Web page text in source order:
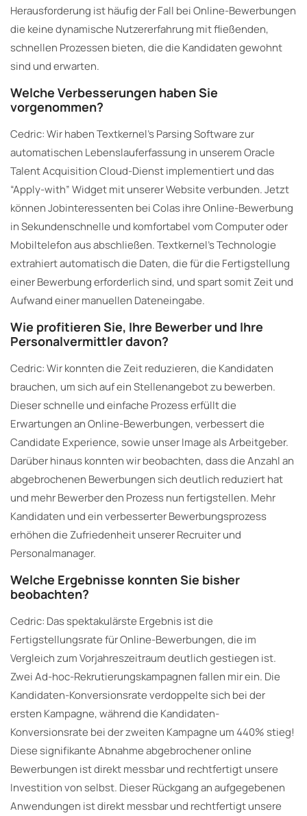
Herausforderung ist häufig der Fall bei Online-Bewerbungen
die keine dynamische Nutzererfahrung mit fließenden,
schnellen Prozessen bieten, die die Kandidaten gewohnt
sind und erwarten.
Welche Verbesserungen haben Sie
vorgenommen?
Cedric: Wir haben Textkernel’s Parsing Software zur
automatischen Lebenslauferfassung in unserem Oracle
Talent Acquisition Cloud-Dienst implementiert und das
“Apply-with” Widget mit unserer Website verbunden. Jetzt
können Jobinteressenten bei Colas ihre Online-Bewerbung
in Sekundenschnelle und komfortabel vom Computer oder
Mobiltelefon aus abschließen. Textkernel’s Technologie
extrahiert automatisch die Daten, die für die Fertigstellung
einer Bewerbung erforderlich sind, und spart somit Zeit und
Aufwand einer manuellen Dateneingabe.
Wie profitieren Sie, Ihre Bewerber und Ihre
Personalvermittler davon?
Cedric: Wir konnten die Zeit reduzieren, die Kandidaten
brauchen, um sich auf ein Stellenangebot zu bewerben.
Dieser schnelle und einfache Prozess erfüllt die
Erwartungen an Online-Bewerbungen, verbessert die
Candidate Experience, sowie unser Image als Arbeitgeber.
Darüber hinaus konnten wir beobachten, dass die Anzahl an
abgebrochenen Bewerbungen sich deutlich reduziert hat
und mehr Bewerber den Prozess nun fertigstellen. Mehr
Kandidaten und ein verbesserter Bewerbungsprozess
erhöhen die Zufriedenheit unserer Recruiter und
Personalmanager.
Welche Ergebnisse konnten Sie bisher
beobachten?
Cedric: Das spektakulärste Ergebnis ist die
Fertigstellungsrate für Online-Bewerbungen, die im
Vergleich zum Vorjahreszeitraum deutlich gestiegen ist.
Zwei Ad-hoc-Rekrutierungskampagnen fallen mir ein. Die
Kandidaten-Konversionsrate verdoppelte sich bei der
ersten Kampagne, während die Kandidaten-
Konversionsrate bei der zweiten Kampagne um 440% stieg!
Diese signifikante Abnahme abgebrochener online
Bewerbungen ist direkt messbar und rechtfertigt unsere
Investition von selbst. Dieser Rückgang an aufgegebenen
Anwendungen ist direkt messbar und rechtfertigt unsere